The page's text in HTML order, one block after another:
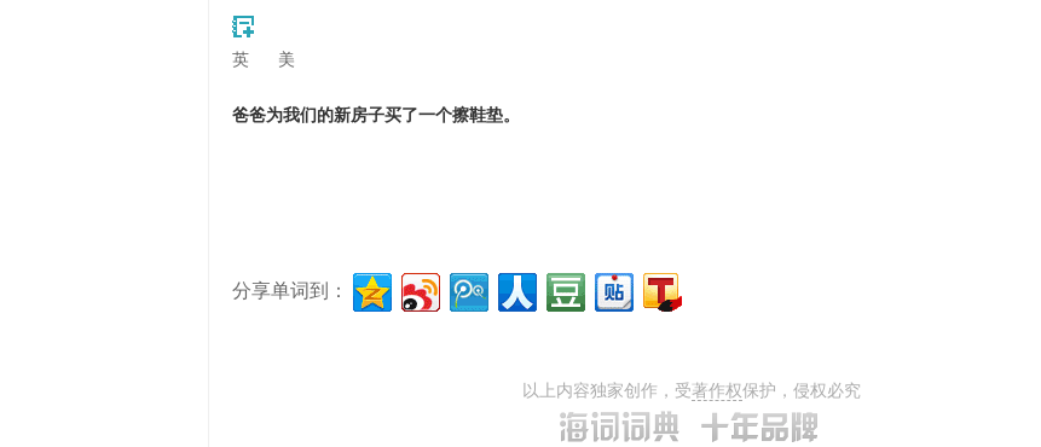
英 美
爸爸为我们的新房子买了一个擦鞋垫。
分享单词到：
以上内容独家创作，受著作权保护，侵权必究